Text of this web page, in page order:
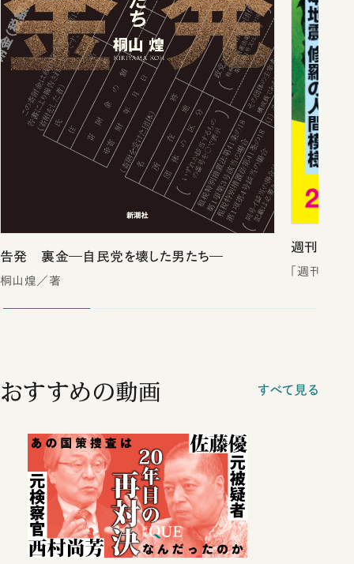
告発 裏金―自民党を壊した男たち―
桐山煌／著
週刊新潮
「週刊新潮
おすすめの動画 すべて見る